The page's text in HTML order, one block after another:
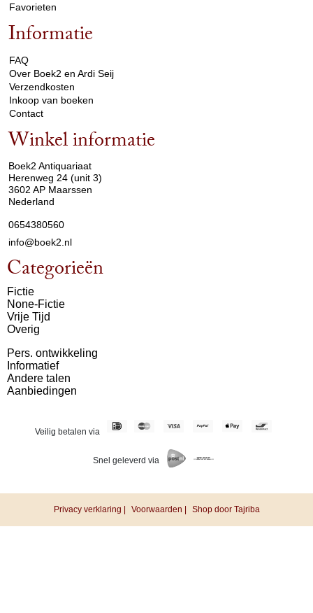
Favorieten
Informatie
FAQ
Over Boek2 en Ardi Seij
Verzendkosten
Inkoop van boeken
Contact
Winkel informatie
Boek2 Antiquariaat
Herenweg 24 (unit 3)
3602 AP Maarssen
Nederland
0654380560
info@boek2.nl
Categorieën
Fictie
None-Fictie
Vrije Tijd
Overig
Pers. ontwikkeling
Informatief
Andere talen
Aanbiedingen
Veilig betalen via
Snel geleverd via
Privacy verklaring | Voorwaarden | Shop door Tajriba